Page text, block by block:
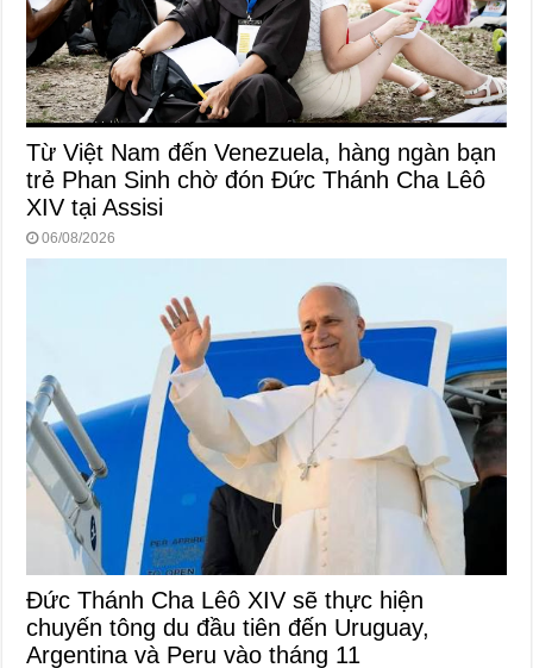
Từ Việt Nam đến Venezuela, hàng ngàn bạn
trẻ Phan Sinh chờ đón Đức Thánh Cha Lêô
XIV tại Assisi
06/08/2026
Đức Thánh Cha Lêô XIV sẽ thực hiện
chuyến tông du đầu tiên đến Uruguay,
Argentina và Peru vào tháng 11